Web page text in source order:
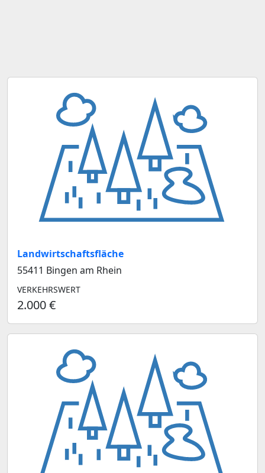
Landwirtschaftsfläche
55411 Bingen am Rhein
VERKEHRSWERT
2.000 €